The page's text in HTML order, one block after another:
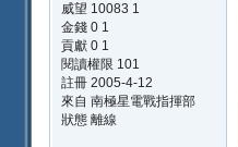
威望 10083 1
金錢 0 1
貢獻 0 1
閱讀權限 101
註冊 2005-4-12
來自 南極星電戰指揮部
狀態 離線